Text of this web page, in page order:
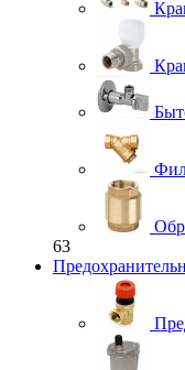
63